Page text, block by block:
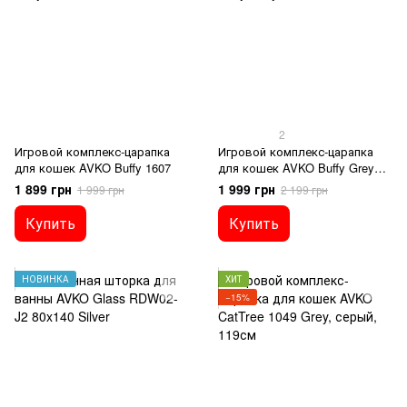
Игровой комплекс-царапка
для кошек AVKO Buffy 1607
1 899 грн 1 999 грн
Купить
2
Игровой комплекс-царапка
для кошек AVKO Buffy Grey
1606, серый
1 999 грн 2 199 грн
Купить
НОВИНКА
ХИТ
−15%